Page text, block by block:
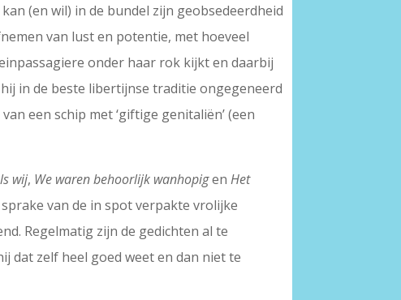
(en wil) in de bundel zijn geobsedeerdheid
van lust en potentie, met hoeveel
onder haar rok kijkt en daarbij
in de beste libertijnse traditie ongegeneerd
een schip met ‘giftige genitaliën’ (een
wij, We waren behoorlijk wanhopigenHet
van de in spot verpakte vrolijke
Regelmatig zijn de gedichten al te
dat zelf heel goed weet en dan niet te